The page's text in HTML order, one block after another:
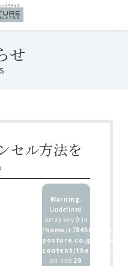
せ
セル方法を
Warning:
Undefined
array key 0 in
/home/r7845083/
posture.co.jp/wp/wp-
content/themes/
on line 29